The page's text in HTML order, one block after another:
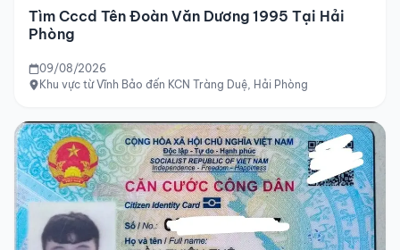
Tìm Cccd Tên Đoàn Văn Dương 1995 Tại Hải
Phòng
09/08/2026
Khu vực từ Vĩnh Bảo đến KCN Tràng Duệ, Hải Phòng